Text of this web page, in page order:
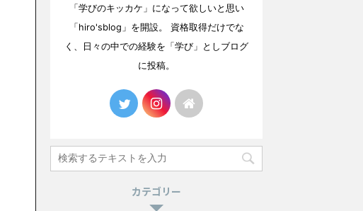
「学びのキッカケ」になって欲しいと思い
「hiro'sblog」を開設。 資格取得だけでな
く、日々の中での経験を「学び」としブログ
に投稿。
カテゴリー